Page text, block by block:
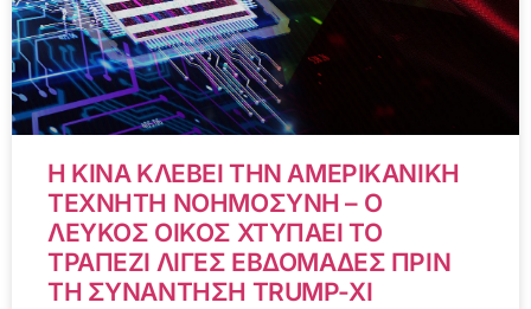
Η ΚΙΝΑ ΚΛΕΒΕΙ ΤΗΝ ΑΜΕΡΙΚΑΝΙΚΗ
ΤΕΧΝΗΤΗ ΝΟΗΜΟΣΥΝΗ – Ο
ΛΕΥΚΟΣ ΟΙΚΟΣ ΧΤΥΠΑΕΙ ΤΟ
ΤΡΑΠΕΖΙ ΛΙΓΕΣ ΕΒΔΟΜΑΔΕΣ ΠΡΙΝ
ΤΗ ΣΥΝΑΝΤΗΣΗ TRUMP-XI